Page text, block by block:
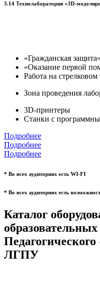
3.14 Технолаборатория «3D-
«Гражданская защита»
«Оказание первой
Работа на стрелковом
Зона проведения
3D-принтеры
Станки с
Подробнее
Подробнее
Подробнее
* Во всех аудиториях есть WI-FI
* Во всех аудиториях есть
Каталог
ЛГПУ